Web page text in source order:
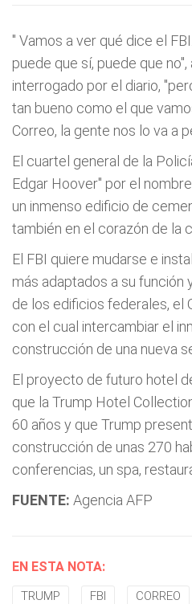
" Vamos a ver qué dice el
puede que sí, puede que no",
interrogado por el diario,
tan bueno como el que
Correo, la gente nos lo va a
El cuartel general de la
Edgar Hoover" por el
un inmenso edificio de
también en el corazón de la
El FBI quiere mudarse e
más adaptados a su función
de los edificios federales, el
con el cual intercambiar el
construcción de una nueva
El proyecto de futuro hotel
que la Trump Hotel
60 años y que Trump
construcción de unas 270
conferencias, un spa,
FUENTE: Agencia AFP
EN ESTA NOTA:
TRUMP FBI CORREO